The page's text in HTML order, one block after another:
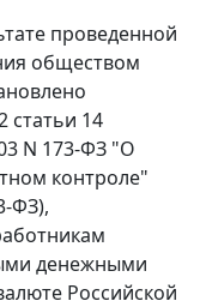
проведенной
обществом
статьи 14
N 173-ФЗ "О
контроле"
ФЗ),
денежными
Российской